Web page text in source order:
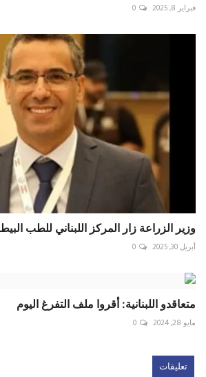
فبراير 8, 2025 0
وزير الزراعة زار المركز اللبناني للطب
أبريل 30, 2025 0
متعاقدو اللبنانية: أقروا ملف التفرغ اليوم
مايو 28, 2024 0
تعليقات